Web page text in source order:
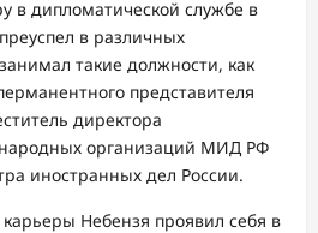
в дипломатической службе в
в различных
такие должности, как
представителя
директора
организаций МИД РФ
иностранных дел России.
Небензя проявил себя в